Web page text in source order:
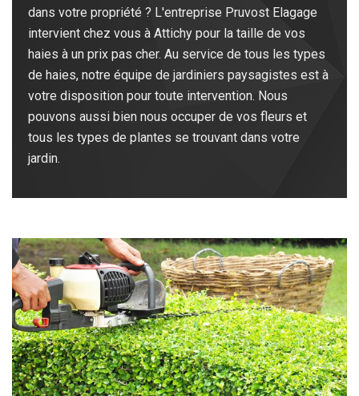
dans votre propriété ? L'entreprise Pruvost Elagage
intervient chez vous à Attichy pour la taille de vos
haies à un prix pas cher. Au service de tous les types
de haies, notre équipe de jardiniers paysagistes est à
votre disposition pour toute intervention. Nous
pouvons aussi bien nous occuper de vos fleurs et
tous les types de plantes se trouvant dans votre
jardin.